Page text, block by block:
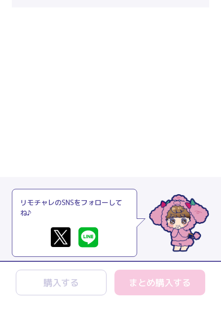
購入する まとめ購入する
リモチャレのSNSをフォローして
ね♪
リモチャレとは
よくあるご質問